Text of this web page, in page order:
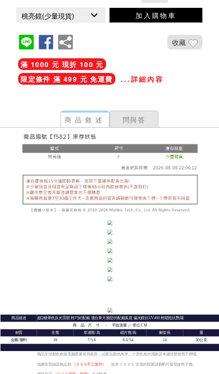
加入購物車
收藏
滿 1000 元 現折 100 元
限定條件 滿 499 元 免運費
...詳細內容
商品敘述 問與答